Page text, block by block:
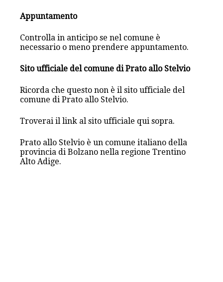
Appuntamento
Controlla in anticipo se nel comune è
necessario o meno prendere appuntamento.
Sito ufficiale del comune di Prato allo Stelvio
Ricorda che questo non è il sito ufficiale del
comune di Prato allo Stelvio.
Troverai il link al sito ufficiale qui sopra.
Prato allo Stelvio è un comune italiano della
provincia di Bolzano nella regione Trentino
Alto Adige.